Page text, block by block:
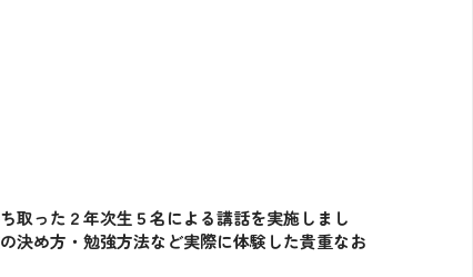
取った２年次生５名による講話を実施しまし
決め方・勉強方法など実際に体験した貴重なお